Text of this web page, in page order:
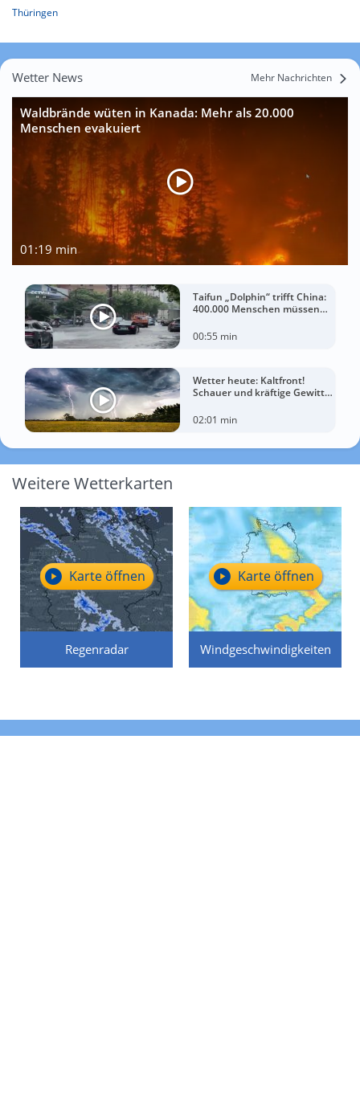
Thüringen
Wetter News Mehr Nachrichten
Waldbrände wüten in Kanada: Mehr als 20.000
Menschen evakuiert
01:19 min
Taifun „Dolphin“ trifft China:
400.000 Menschen müssen
00:55 min
Wetter heute: Kaltfront!
Schauer und kräftige Gewitter
02:01 min
Weitere Wetterkarten
Regenradar
Karte öffnen
Windgeschwindigkeiten
Karte öffnen